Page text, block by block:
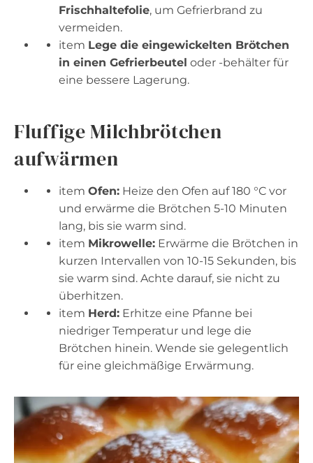
Frischhaltefolie, um Gefrierbrand zu
vermeiden.
item Lege die eingewickelten Brötchen
in einen Gefrierbeutel oder -behälter für
eine bessere Lagerung.
Fluffige Milchbrötchen
aufwärmen
item Ofen: Heize den Ofen auf 180 °C vor
und erwärme die Brötchen 5-10 Minuten
lang, bis sie warm sind.
item Mikrowelle: Erwärme die Brötchen in
kurzen Intervallen von 10-15 Sekunden, bis
sie warm sind. Achte darauf, sie nicht zu
überhitzen.
item Herd: Erhitze eine Pfanne bei
niedriger Temperatur und lege die
Brötchen hinein. Wende sie gelegentlich
für eine gleichmäßige Erwärmung.